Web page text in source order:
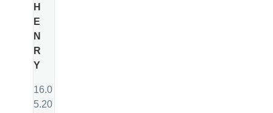
H
E
N
R
Y
16.0
5.20